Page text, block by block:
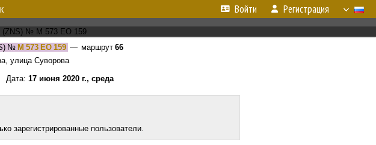
Войти Регистрация
№ М 573 ЕО 159 — маршрут 66
улица Суворова
17 июня 2020 г., среда
зарегистрированные пользователи.